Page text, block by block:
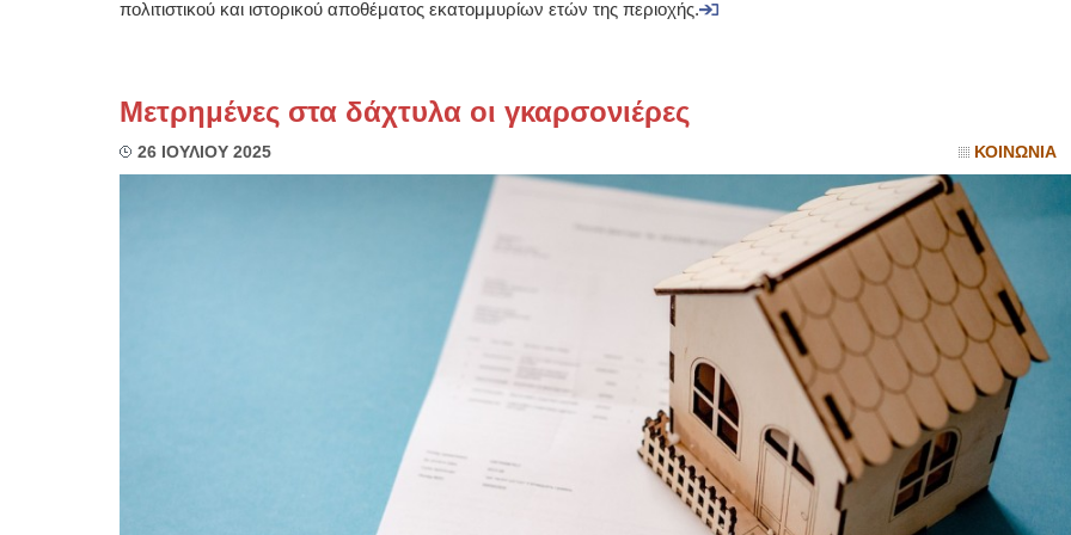
πολιτιστικού και ιστορικού αποθέματος εκατομμυρίων ετών της περιοχής.
Μετρημένες στα δάχτυλα οι γκαρσονιέρες
26 ΙΟΥΛΙΟΥ 2025 ΚΟΙΝΩΝΙΑ
Πανεπιστημίου Αθηνών
Καλλιπόλεως 3,Νέα Σμύρνη,
τηλ:210-9320215
Καβέτσου 10, Μυτιλήνη, τηλ:
2251038065
Χειρουργός Ωτορινολαρυγγολόγος
Έλενα Μπούμπα
Στρατιωτικός Ιατρός
Διδ.Παν.Αθηνών
Διπλωματούχος Ευρ.Ακαδημίας
Πάρνηθας 95-97 Αχαρναί
2102467085 & 6938502258
email- elenboumpa@gmail.com